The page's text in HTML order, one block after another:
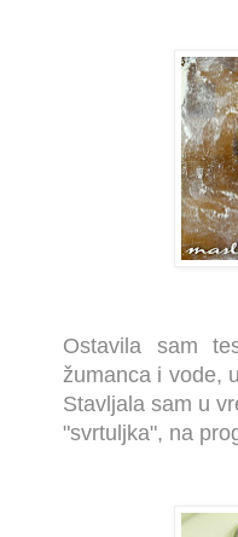
Ostavila sam
žumanca i vode,
Stavljala sam u
"svrtuljka", na